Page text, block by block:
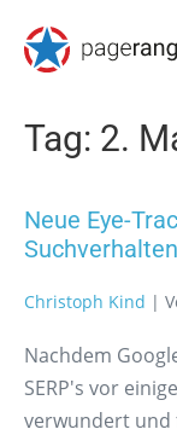
Tag: 2.
Neue Eye-
Suchverhalten
Christoph Kind |
Nachdem
SERP's vor
verwundert und